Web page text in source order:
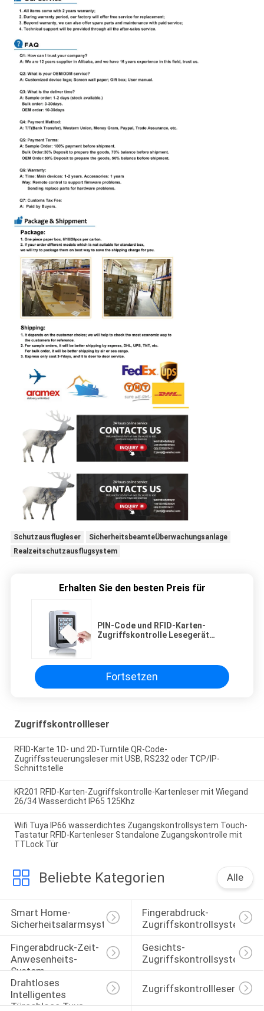
Schutzausflugleser
SicherheitsbeamteÜberwachungsanlage
Realzeitschutzausflugsystem
Erhalten Sie den besten Preis für
PIN-Code und RFID-Karten-
Zugriffskontrolle Lesegerät
Vandalsicherheit
Fortsetzen
Zugriffskontrollleser
RFID-Karte 1D- und 2D-Turntile QR-Code-
Zugriffssteuerungsleser mit USB, RS232 oder TCP/IP-
Schnittstelle
KR201 RFID-Karten-Zugriffskontrolle-Kartenleser mit Wiegand
26/34 Wasserdicht IP65 125Khz
Wifi Tuya IP66 wasserdichtes Zugangskontrollsystem Touch-
Tastatur RFID-Kartenleser Standalone Zugangskontrolle mit
TTLock Tür
Beliebte Kategorien Alle
Smart Home-
Sicherheitsalarmsystem
Fingerabdruck-
Zugriffskontrollsystem
Fingerabdruck-Zeit-
Anwesenheits-
System
Gesichts-
Zugriffskontrollsystem
Drahtloses
Intelligentes
Türschloss Tuya
Zugriffskontrollleser